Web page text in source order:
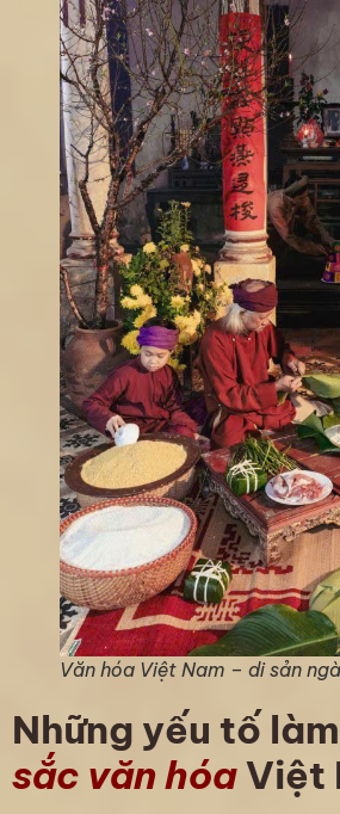
Văn hóa Việt Nam – di sản
Những yếu tố
sắc văn hóaViệt